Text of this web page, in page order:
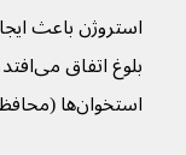
استخوان‌ها (محافظت در برابر پوکی استخوان) مهم است.